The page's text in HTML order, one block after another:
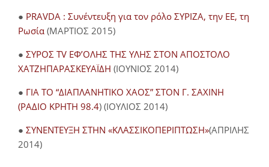
● PRAVDA : Συνέντευξη για τον ρόλο ΣΥΡΙΖΑ, την ΕΕ, τη
Ρωσία (ΜΑΡΤΙΟΣ 2015)
● ΣΥΡΟΣ TV ΕΦ’ΟΛΗΣ ΤΗΣ ΥΛΗΣ ΣΤΟΝ ΑΠΟΣΤΟΛΟ
ΧΑΤΖΗΠΑΡΑΣΚΕΥΑΪΔΗ (ΙΟΥΝΙΟΣ 2014)
● ΓΙΑ ΤΟ “ΔΙΑΠΛΑΝΗΤΙΚΟ ΧΑΟΣ” ΣΤΟΝ Γ. ΣΑΧΙΝΗ
(ΡΑΔΙΟ ΚΡΗΤΗ 98.4) (ΙΟΥΛΙΟΣ 2014)
● ΣΥΝΕΝΤΕΥΞΗ ΣΤΗΝ «ΚΛΑΣΣΙΚΟΠΕΡΙΠΤΩΣΗ»(ΑΠΡΙΛΗΣ
2014)